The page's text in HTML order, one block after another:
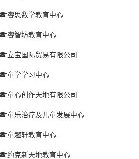
睿思数学教育中心
睿智坊教育中心
立宝国际贸易有限公司
童学学习中心
童心创作天地有限公司
童乐治疗及儿童发展中心
童趣轩教育中心
约克新天地教育中心